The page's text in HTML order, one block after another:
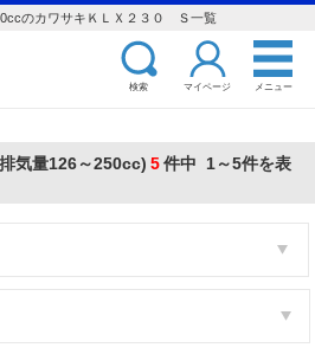
のカワサキＫＬＸ２３０ Ｓ一覧
検索 マイページ メニュー
気量126～250cc) 5件中 1～5件を表